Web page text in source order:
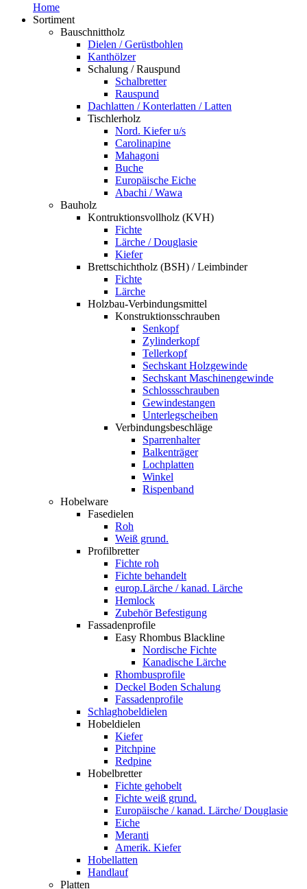
Home
Sortiment
Bauschnittholz
Dielen / Gerüstbohlen
Kanthölzer
Schalung / Rauspund
Schalbretter
Rauspund
Dachlatten / Konterlatten / Latten
Tischlerholz
Nord. Kiefer u/s
Carolinapine
Mahagoni
Buche
Europäische Eiche
Abachi / Wawa
Bauholz
Kontruktionsvollholz (KVH)
Fichte
Lärche / Douglasie
Kiefer
Brettschichtholz (BSH) / Leimbinder
Fichte
Lärche
Holzbau-Verbindungsmittel
Konstruktionsschrauben
Senkopf
Zylinderkopf
Tellerkopf
Sechskant Holzgewinde
Sechskant Maschinengewinde
Schlossschrauben
Gewindestangen
Unterlegscheiben
Verbindungsbeschläge
Sparrenhalter
Balkenträger
Lochplatten
Winkel
Rispenband
Hobelware
Fasedielen
Roh
Weiß grund.
Profilbretter
Fichte roh
Fichte behandelt
europ.Lärche / kanad. Lärche
Hemlock
Zubehör Befestigung
Fassadenprofile
Easy Rhombus Blackline
Nordische Fichte
Kanadische Lärche
Rhombusprofile
Deckel Boden Schalung
Fassadenprofile
Schlaghobeldielen
Hobeldielen
Kiefer
Pitchpine
Redpine
Hobelbretter
Fichte gehobelt
Fichte weiß grund.
Europäische / kanad. Lärche/ Douglasie
Eiche
Meranti
Amerik. Kiefer
Hobellatten
Handlauf
Platten